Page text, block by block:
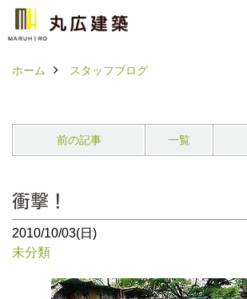
ホーム スタッフブログ
前の記事 一覧
衝撃！
2010/10/03(日)
未分類